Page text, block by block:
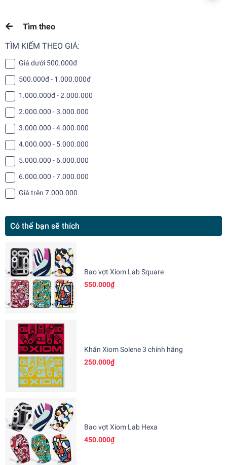
Tìm theo
TÌM KIẾM THEO GIÁ:
Giá dưới 500.000đ
500.000đ - 1.000.000đ
1.000.000đ - 2.000.000
2.000.000 - 3.000.000
3.000.000 - 4.000.000
4.000.000 - 5.000.000
5.000.000 - 6.000.000
6.000.000 - 7.000.000
Giá trên 7.000.000
Có thể bạn sẽ thích
Bao vợt Xiom Lab Square
550.000₫
Khăn Xiom Solene 3 chính hãng
250.000₫
Bao vợt Xiom Lab Hexa
450.000₫